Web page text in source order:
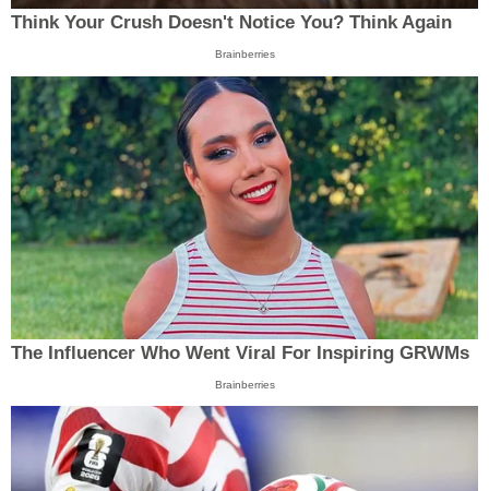
Think Your Crush Doesn't Notice You? Think Again
Brainberries
The Influencer Who Went Viral For Inspiring GRWMs
Brainberries